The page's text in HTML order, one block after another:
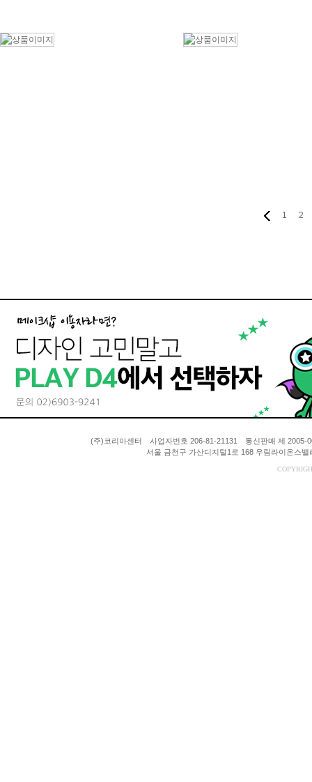
1 2
(주)코리아센터 사업자번호 206-81-21131 통신판매 제
서울 금천구 가산디지털1로 168 우림라이온